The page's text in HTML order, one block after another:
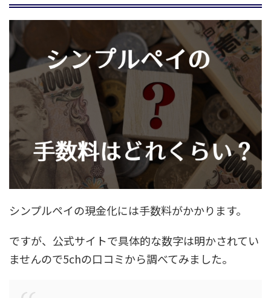
シンプルペイの現金化には手数料がかかります。
ですが、公式サイトで具体的な数字は明かされてい
ませんので5chの口コミから調べてみました。